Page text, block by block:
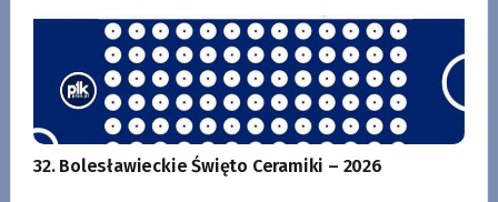
32. Bolesławieckie Święto Ceramiki – 2026